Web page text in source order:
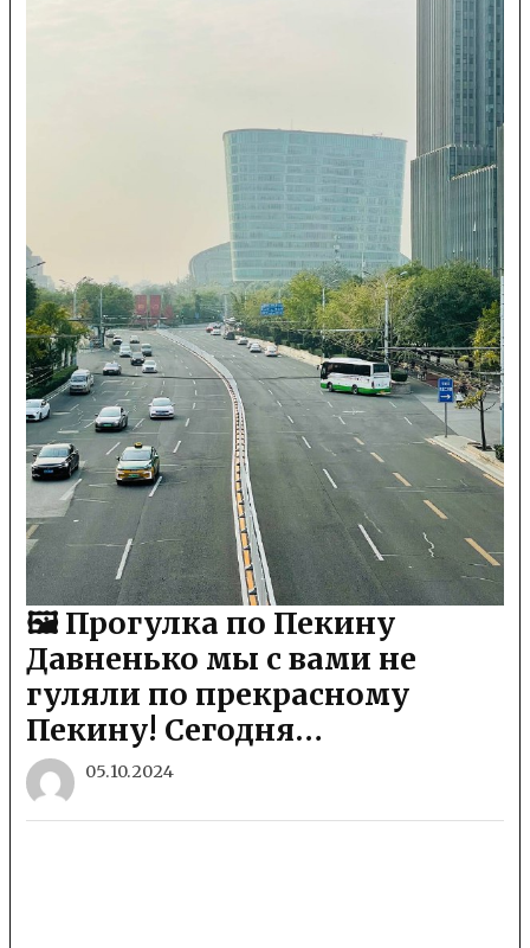
🖼 Прогулка по Пекину
Давненько мы с вами не
гуляли по прекрасному
Пекину! Сегодня…
05.10.2024